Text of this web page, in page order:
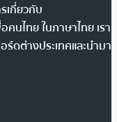
เกี่ยวกับ
คนไทย ในภาษาไทย เรา
ดต่างประเทศและนำมา